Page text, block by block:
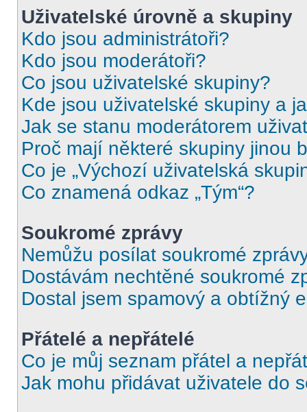
Uživatelské úrovně a skupiny
Kdo jsou administrátoři?
Kdo jsou moderátoři?
Co jsou uživatelské skupiny?
Kde jsou uživatelské skupiny a
Jak se stanu moderátorem
Proč mají některé skupiny jinou
Co je „Výchozí uživatelská
Co znamená odkaz „Tým“?
Soukromé zprávy
Nemůžu posílat soukromé
Dostávám nechtěné soukromé
Dostal jsem spamový a obtížný
Přátelé a nepřátelé
Co je můj seznam přátel a
Jak mohu přidávat uživatele do